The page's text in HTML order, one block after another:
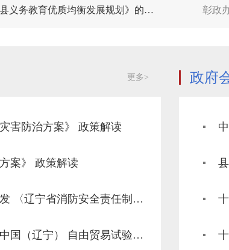
彰武县人民政府办公室关于印发《彰武县义务教育优质均衡发展规划》的通知 彰政
更多>
害防治方案》 政策解读
案》 政策解读
《辽宁省人民政府办公厅关于印发 〈辽宁省消防安全责任制实施办法〉的通知》政策解读
《辽宁省人民政府关于借鉴推广中国（辽宁） 自由贸易试验区第九批改革创新经验的通知》政策解读
政府